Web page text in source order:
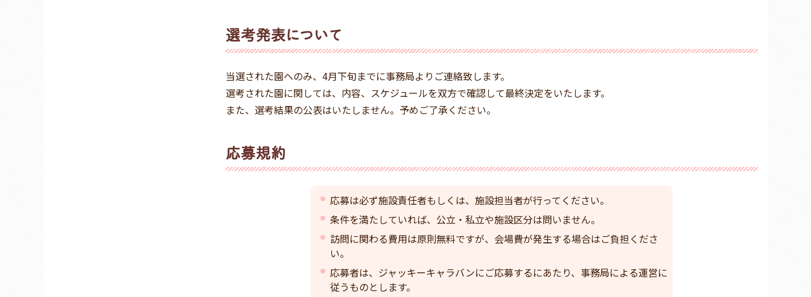
選考発表について
当選された園へのみ、4月下旬までに事務局よりご連絡致します。
選考された園に関しては、内容、スケジュールを双方で確認して最終決定をいたします。
また、選考結果の公表はいたしません。予めご了承ください。
応募規約
応募は必ず施設責任者もしくは、施設担当者が行ってください。
条件を満たしていれば、公立・私立や施設区分は問いません。
訪問に関わる費用は原則無料ですが、会場費が発生する場合はご負担くださ
い。
応募者は、ジャッキーキャラバンにご応募するにあたり、事務局による運営に
従うものとします。